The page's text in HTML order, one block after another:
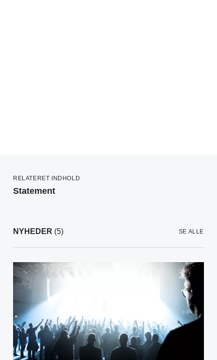
RELATERET INDHOLD
Statement
NYHEDER (5) SE ALLE